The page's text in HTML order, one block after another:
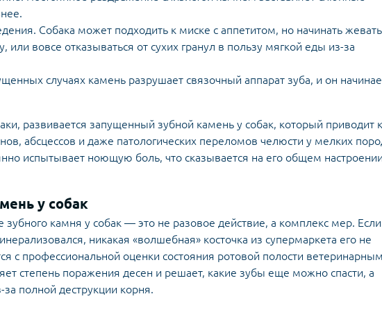
Собака может подходить к миске с аппетитом, но начинать жевать
или вовсе отказываться от сухих гранул в пользу мягкой еды из-за
случаях камень разрушает связочный аппарат зуба, и он
развивается запущенный зубной камень у собак, который приводит к
абсцессов и даже патологических переломов челюсти у мелких
испытывает ноющую боль, что сказывается на его общем
у собак
камня у собак — это не разовое действие, а комплекс мер. Если
никакая «волшебная» косточка из супермаркета его не
с профессиональной оценки состояния ротовой полости ветеринарным
степень поражения десен и решает, какие зубы еще можно спасти, а
полной деструкции корня.